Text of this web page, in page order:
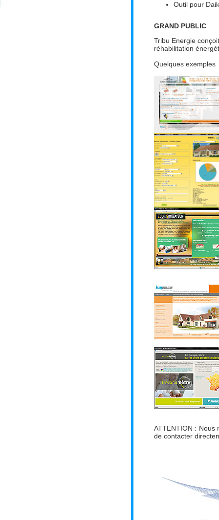
Outil pour
GRAND PUBLIC
Tribu Energie
réhabilitation
Quelques exemples
ATTENTION : Nous
de contacter